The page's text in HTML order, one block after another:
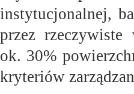
instytucjonalnej,
przez
ok. 30%
kryteriów